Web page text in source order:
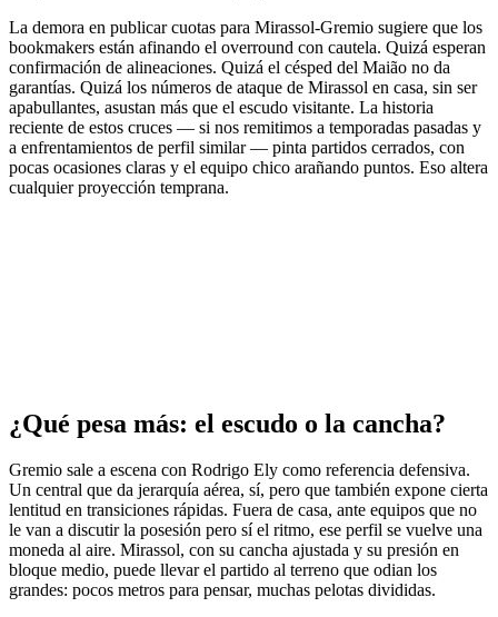
La demora en publicar cuotas para Mirassol-Gremio sugiere que los
bookmakers están afinando el overround con cautela. Quizá esperan
confirmación de alineaciones. Quizá el césped del Maião no da
garantías. Quizá los números de ataque de Mirassol en casa, sin ser
apabullantes, asustan más que el escudo visitante. La historia
reciente de estos cruces — si nos remitimos a temporadas pasadas y
a enfrentamientos de perfil similar — pinta partidos cerrados, con
pocas ocasiones claras y el equipo chico arañando puntos. Eso altera
cualquier proyección temprana.
¿Qué pesa más: el escudo o la cancha?
Gremio sale a escena con Rodrigo Ely como referencia defensiva.
Un central que da jerarquía aérea, sí, pero que también expone cierta
lentitud en transiciones rápidas. Fuera de casa, ante equipos que no
le van a discutir la posesión pero sí el ritmo, ese perfil se vuelve una
moneda al aire. Mirassol, con su cancha ajustada y su presión en
bloque medio, puede llevar el partido al terreno que odian los
grandes: pocos metros para pensar, muchas pelotas divididas.